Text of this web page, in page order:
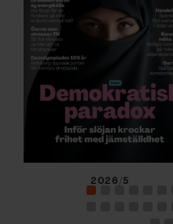
2026/5